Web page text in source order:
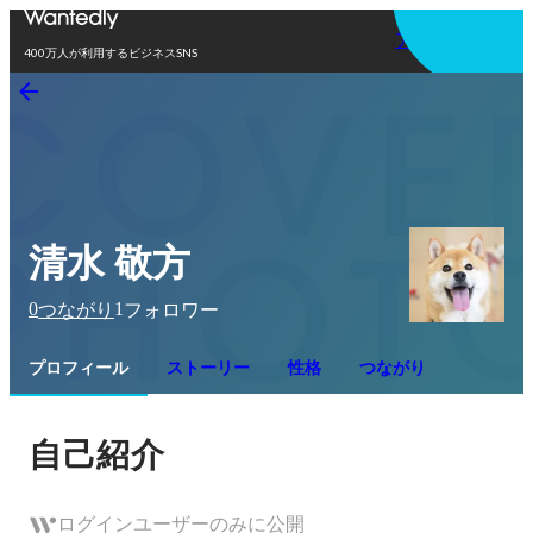
400万人が利用するビジネスSNS
アプリを使う
清水 敬方
0つながり 1 フォロワー
プロフィール ストーリー 性格 つながり
自己紹介
ログインユーザーのみに公開